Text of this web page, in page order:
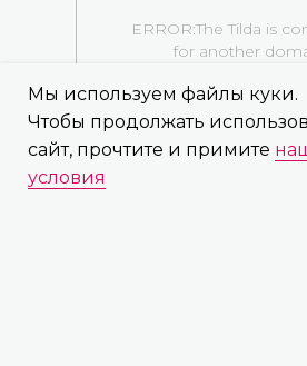
Мы используем файлы куки.
Чтобы продолжать
сайт, прочтите и примите
условия
ERROR:The Tilda is
for another